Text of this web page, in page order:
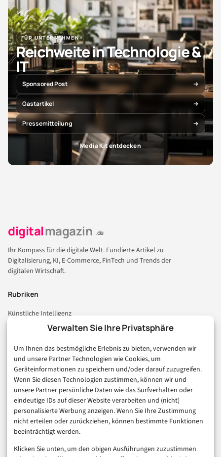
Verwalten Sie Ihre Privatsphäre
Um Ihnen das bestmögliche Erlebnis zu bieten, verwenden wir
und unsere Partner Technologien wie Cookies, um
Geräteinformationen zu speichern und/oder darauf zuzugreifen.
Wenn Sie diesen Technologien zustimmen, können wir und
unsere Partner persönliche Daten wie das Surfverhalten oder
eindeutige IDs auf dieser Website verarbeiten und (nicht)
personalisierte Werbung anzeigen. Wenn Sie Ihre Zustimmung
nicht erteilen oder zurückziehen, können bestimmte Funktionen
beeinträchtigt werden.
Klicken Sie unten, um den obigen Ausführungen zuzustimmen
FÜR UNTERNEHMEN
Reichweite in Technologie &
IT
Sponsored Post
Gastartikel
Pressemitteilung
Media Kit entdecken
digitalmagazin .de
Ihr Kompass für die digitale Welt. Fundierte Artikel zu
Digitalisierung, KI, E-Commerce, FinTech und Trends der
digitalen Wirtschaft.
Rubriken
Künstliche Intelligenz
Technologie & IT
Consumer & Digital Life
Marketing
Finanzen & FinTech
Business & Karriere
Sicherheit & Recht
Digitalisierung
Marketing
Magazin